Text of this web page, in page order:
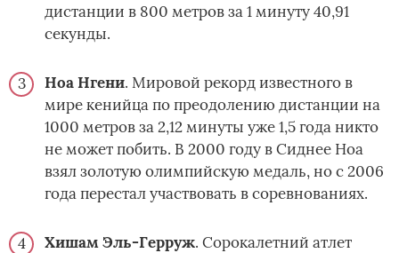
дистанции в 800 метров за 1 минуту 40,91
секунды.
Ноа Нгени. Мировой рекорд известного в
мире кенийца по преодолению дистанции на
1000 метров за 2,12 минуты уже 1,5 года никто
не может побить. В 2000 году в Сиднее Ноа
взял золотую олимпийскую медаль, но с 2006
года перестал участвовать в соревнованиях.
Хишам Эль-Герруж. Сорокалетний атлет